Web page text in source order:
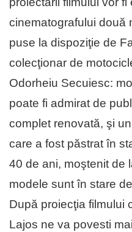
cinematografului două
puse la dispoziţie de
colecţionar de
Odorheiu Secuiesc:
poate fi admirat de
complet renovată, şi
care a fost păstrat în
40 de ani, moştenit de
modele sunt în stare
După proiecţia filmului
Lajos ne va povesti